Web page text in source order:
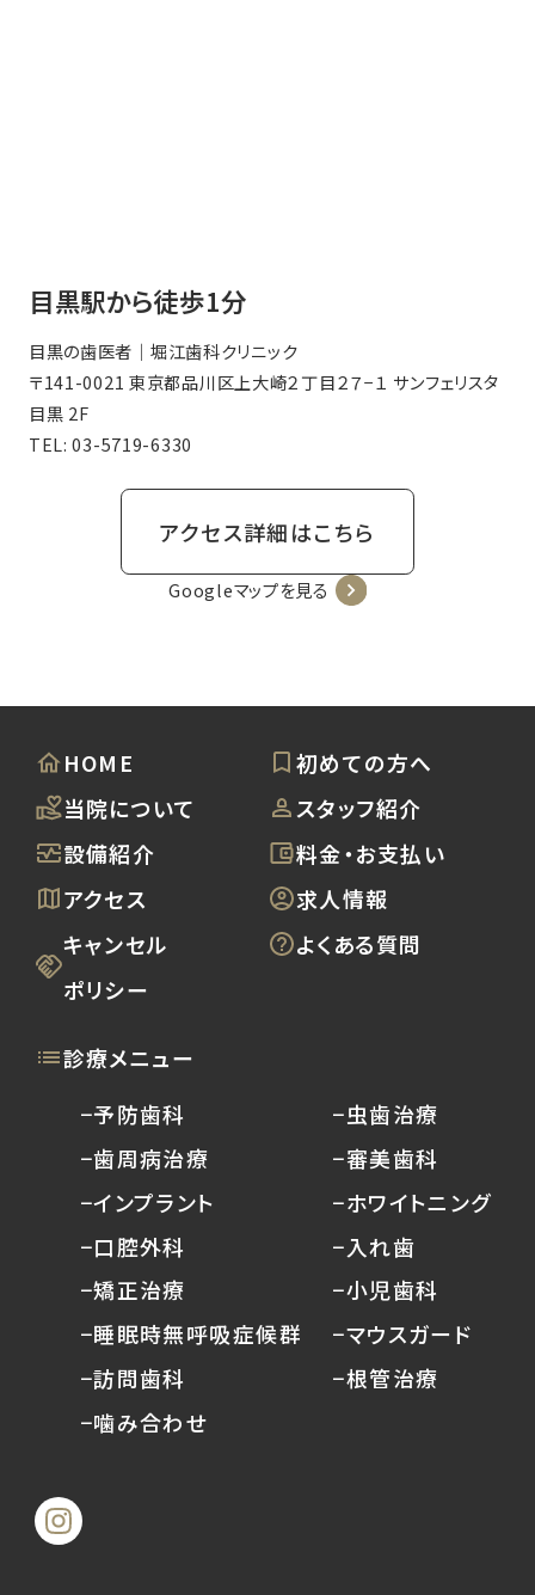
目黒駅から徒歩1分
目黒の歯医者｜堀江歯科クリニック
〒141-0021 東京都品川区上大崎２丁目２７−１ サンフェリスタ
目黒 2F
TEL:03-5719-6330
アクセス詳細はこちら
Googleマップを見る
HOME
初めての方へ
当院について
スタッフ紹介
設備紹介
料金・お支払い
アクセス
求人情報
キャンセル
ポリシー
よくある質問
診療メニュー
−予防歯科
−歯周病治療
−インプラント
−口腔外科
−矯正治療
−睡眠時無呼吸症候群
−訪問歯科
−噛み合わせ
−虫歯治療
−審美歯科
−ホワイトニング
−入れ歯
−小児歯科
−マウスガード
−根管治療